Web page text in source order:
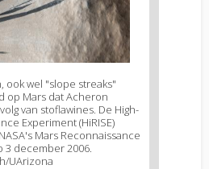
wel "slope streaks"
op Mars dat Acheron
van stoflawines. De High-
Experiment (HiRISE)
Mars Reconnaissance
3 december 2006.
UArizona